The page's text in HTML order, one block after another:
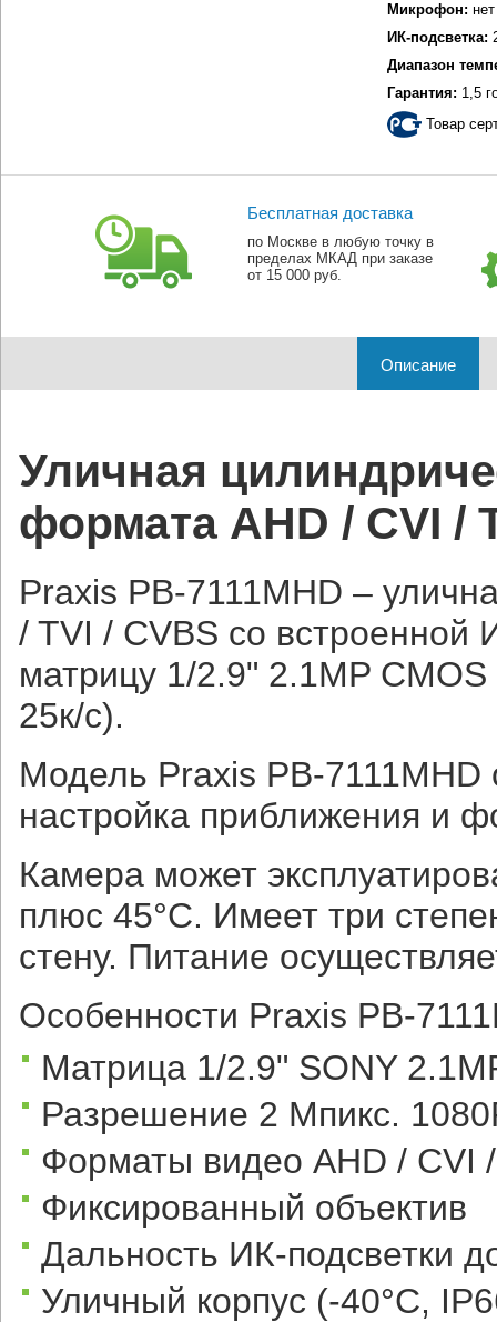
Микрофон: нет
ИК-подсветка:
Диапазон
Гарантия: 1,5
Товар
Бесплатная доставка
по Москве в любую точку в
пределах МКАД при заказе
от 15 000 руб.
Описание
Уличная
формата AHD / CVI /
Praxis PB-7111MHD –
/ TVI / CVBS со встроенной
матрицу 1/2.9" 2.1MP
25к/c).
Модель Praxis PB-
настройка приближения и
Камера может
плюс 45°С. Имеет три
стену. Питание
Особенности Praxis PB-
Матрица 1/2.9" SONY
Разрешение 2 Мпикс.
Форматы видео AHD / CVI
Фиксированный объектив
Дальность ИК-подсветки
Уличный корпус (-40°С,